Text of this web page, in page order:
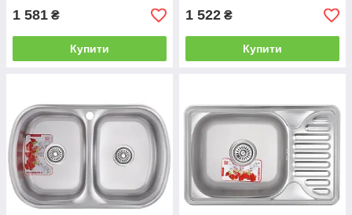
1 581 ₴
Купити
1 522 ₴
Купити